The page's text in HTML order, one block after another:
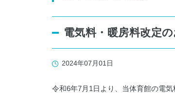
電気料・暖房料改定
2024年07月01日
令和6年7月1日より、当体育館の電気